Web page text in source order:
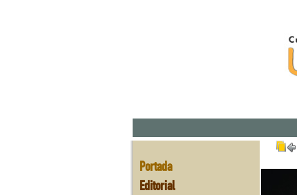
Portada
Editorial